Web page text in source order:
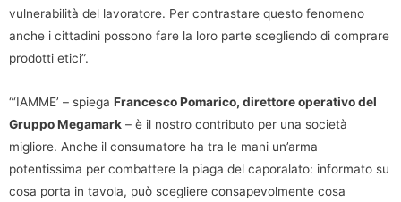
vulnerabilità del lavoratore. Per contrastare questo fenomeno
anche i cittadini possono fare la loro parte scegliendo di comprare
prodotti etici”.
“‘IAMME’ – spiega Francesco Pomarico, direttore operativo del
Gruppo Megamark – è il nostro contributo per una società
migliore. Anche il consumatore ha tra le mani un’arma
potentissima per combattere la piaga del caporalato: informato su
cosa porta in tavola, può scegliere consapevolmente cosa